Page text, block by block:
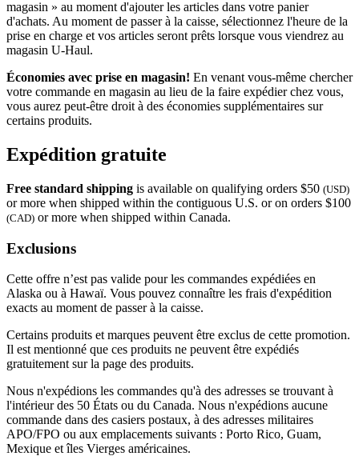
magasin » au moment d'ajouter les articles dans votre panier
d'achats. Au moment de passer à la caisse, sélectionnez l'heure de la
prise en charge et vos articles seront prêts lorsque vous viendrez au
magasin U-Haul.
Économies avec prise en magasin! En venant vous-même chercher
votre commande en magasin au lieu de la faire expédier chez vous,
vous aurez peut-être droit à des économies supplémentaires sur
certains produits.
Expédition gratuite
Free standard shipping is available on qualifying orders $50 (USD)
or more when shipped within the contiguous U.S. or on orders $100
(CAD) or more when shipped within Canada.
Exclusions
Cette offre n’est pas valide pour les commandes expédiées en
Alaska ou à Hawaï. Vous pouvez connaître les frais d'expédition
exacts au moment de passer à la caisse.
Certains produits et marques peuvent être exclus de cette promotion.
Il est mentionné que ces produits ne peuvent être expédiés
gratuitement sur la page des produits.
Nous n'expédions les commandes qu'à des adresses se trouvant à
l'intérieur des 50 États ou du Canada. Nous n'expédions aucune
commande dans des casiers postaux, à des adresses militaires
APO/FPO ou aux emplacements suivants : Porto Rico, Guam,
Mexique et îles Vierges américaines.